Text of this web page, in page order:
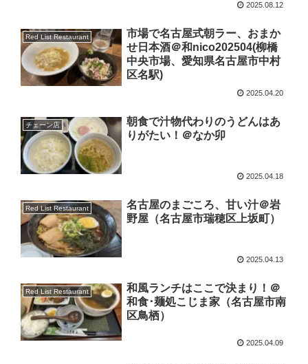
2025.08.12
Red List Restaurant
市場で名古屋式朝ラー、おまか
せ日本酒＠和nico202504(柳橋
中央市場、愛知県名古屋市中村
区名駅)
2025.04.20
チェーン店
朝食で汁物代わりのうどんはあ
りがたい！＠なか卯
2025.04.18
Red List Restaurant
名古屋のまごころ、甘い汁＠岩
野屋（名古屋市瑞穂区上坂町）
2025.04.13
Red List Restaurant
和風ランチはここで決まり！＠
和食･麺処こじま家（名古屋市南
区鳥栖）
2025.04.09